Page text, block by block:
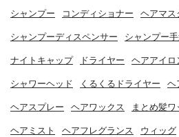
シャンプー コンディショナー ヘアマス
シャンプーディスペンサー シャンプー
ナイトキャップ ドライヤー ヘアアイロ
シャワーヘッド くるくるドライヤー ヘ
ヘアスプレー ヘアワックス まとめ髪ワ
ヘアミスト ヘアフレグランス ウィッグ